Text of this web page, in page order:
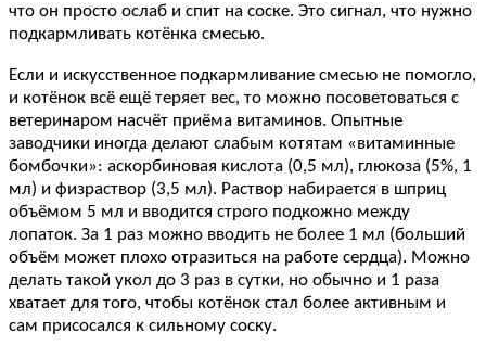
что он просто ослаб и спит на соске. Это сигнал, что нужно
подкармливать котёнка смесью.
Если и искусственное подкармливание смесью не помогло,
и котёнок всё ещё теряет вес, то можно посоветоваться с
ветеринаром насчёт приёма витаминов. Опытные
заводчики иногда делают слабым котятам «витаминные
бомбочки»: аскорбиновая кислота (0,5 мл), глюкоза (5%, 1
мл) и физраствор (3,5 мл). Раствор набирается в шприц
объёмом 5 мл и вводится строго подкожно между
лопаток. За 1 раз можно вводить не более 1 мл (больший
объём может плохо отразиться на работе сердца). Можно
делать такой укол до 3 раз в сутки, но обычно и 1 раза
хватает для того, чтобы котёнок стал более активным и
сам присосался к сильному соску.